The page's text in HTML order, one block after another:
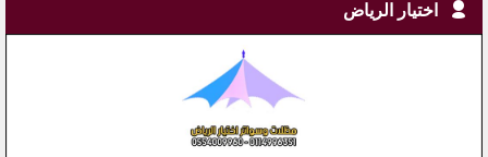
اختيار الرياض